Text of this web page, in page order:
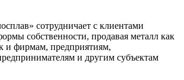
сотрудничает с клиентами
собственности, продавая металл как
и фирмам, предприятиям,
и другим субъектам